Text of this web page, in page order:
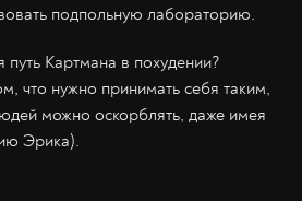
подпольную лабораторию.
путь Картмана в похудении?
что нужно принимать себя таким,
можно оскорблять, даже имея
Эрика).